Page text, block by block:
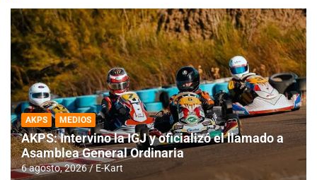
AKPS MEDIOS
AKPS: Intervino la IGJ y oficializó el llamado a
Asamblea General Ordinaria
6 agosto, 2026 E-Kart